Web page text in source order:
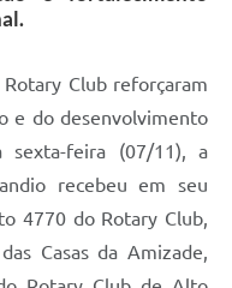
Club reforçaram
e do desenvolvimento
sexta-feira (07/11), a
recebeu em seu
4770 do Rotary Club,
Casas da Amizade,